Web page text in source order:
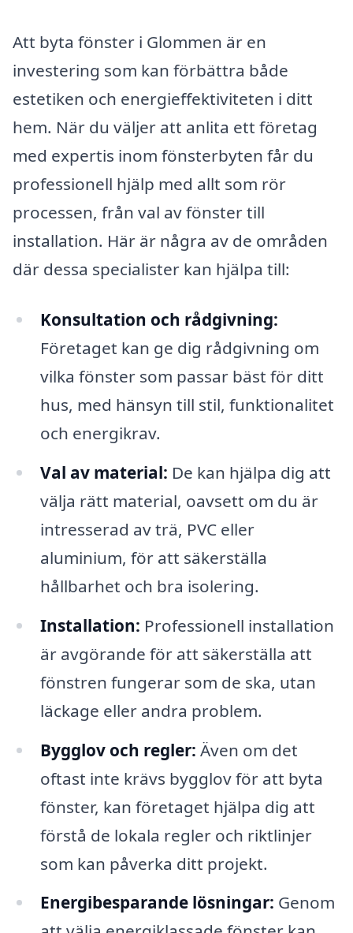
Att byta fönster i Glommen är en
investering som kan förbättra både
estetiken och energieffektiviteten i ditt
hem. När du väljer att anlita ett företag
med expertis inom fönsterbyten får du
professionell hjälp med allt som rör
processen, från val av fönster till
installation. Här är några av de områden
där dessa specialister kan hjälpa till:
Konsultation och rådgivning:
Företaget kan ge dig rådgivning om
vilka fönster som passar bäst för ditt
hus, med hänsyn till stil, funktionalitet
och energikrav.
Val av material: De kan hjälpa dig att
välja rätt material, oavsett om du är
intresserad av trä, PVC eller
aluminium, för att säkerställa
hållbarhet och bra isolering.
Installation: Professionell installation
är avgörande för att säkerställa att
fönstren fungerar som de ska, utan
läckage eller andra problem.
Bygglov och regler: Även om det
oftast inte krävs bygglov för att byta
fönster, kan företaget hjälpa dig att
förstå de lokala regler och riktlinjer
som kan påverka ditt projekt.
Energibesparande lösningar: Genom